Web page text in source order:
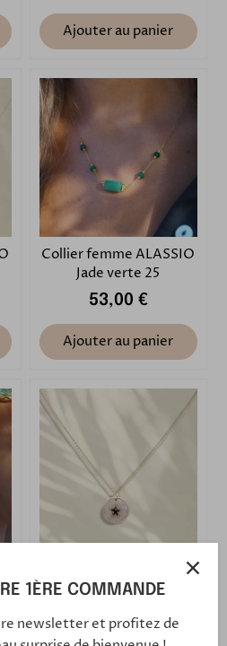
Ajouter au panier
Collier femme ALASSIO
Jade verte 25
53,00 €
Ajouter au panier
Collier femme VENUS
Lune 25
1ÈRE COMMANDE
newsletter et profitez de